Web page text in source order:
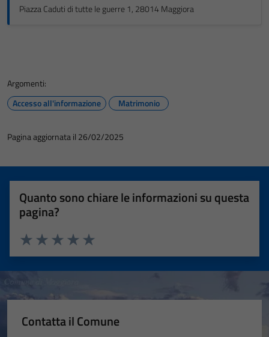
Piazza Caduti di tutte le guerre 1, 28014 Maggiora
Argomenti:
Accesso all'informazione
Matrimonio
Pagina aggiornata il 26/02/2025
Quanto sono chiare le informazioni su questa
pagina?
Valuta 5 stelle su 5
Valuta 4 stelle su 5
Valuta 3 stelle su 5
Valuta 2 stelle su 5
Valuta 1 stelle su 5
Contatta il Comune